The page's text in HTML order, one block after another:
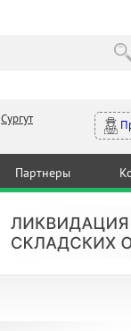
Сургут
Партнеры